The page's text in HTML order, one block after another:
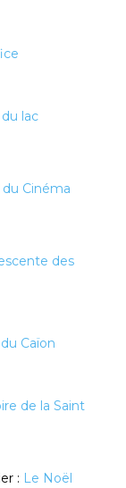
lac
Cinéma
des
Caïon
de la Saint
: Le Noël